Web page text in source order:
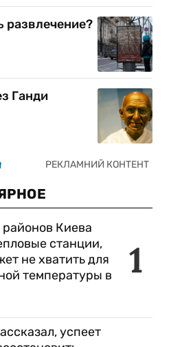
развлечение?
Ганди
1
Киева
станции,
не хватить для
температуры в
успеет